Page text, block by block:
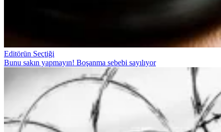
Editörün Seçtiği
Bunu sakın yapmayın! Boşanma sebebi sayılıyor